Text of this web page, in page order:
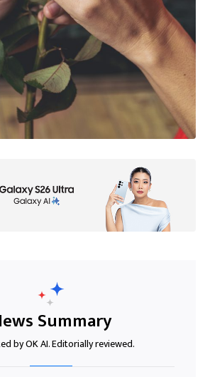
Summary
by OK AI. Editorially reviewed.